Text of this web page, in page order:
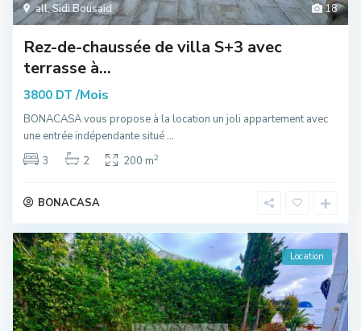
18
all,Sidi Bousaid
Rez-de-chaussée de villa S+3 avec
terrasse à...
3800 DT /Mois
BONACASA vous propose à la location un joli appartement avec
une entrée indépendante situé...
3
2 200 m2
BONACASA
Location